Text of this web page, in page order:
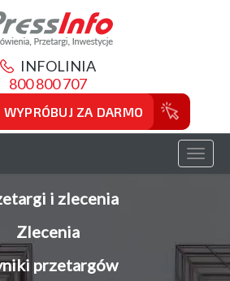
INFOLINIA
800 800 707
WYPRÓBUJ ZA DARMO
Toggle
i zlecenia
Zlecenia
przetargów